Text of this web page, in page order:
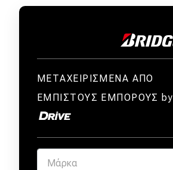
ΜΕΤΑΧΕΙΡΙΣΜΕΝΑ ΑΠΟ
ΕΜΠΙΣΤΟΥΣ ΕΜΠΟΡΟΥΣ by